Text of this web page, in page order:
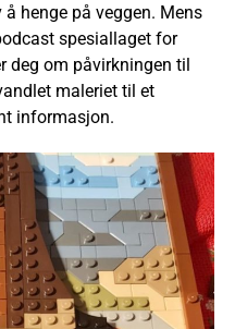
henge på veggen. Mens
spesiallaget for
deg om påvirkningen til
maleriet til et
informasjon.